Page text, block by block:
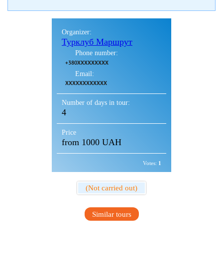
Organizer:
Турклуб Маршрут
Phone number:
+380XXXXXXXXX
Email:
XXXXXXXXXXXX
Number of days in tour:
4
Price
from 1000 UAH
Votes: 1
(Not carried out)
Similar tours